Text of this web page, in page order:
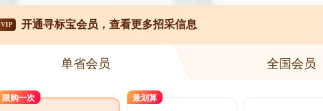
VIP 开通寻标宝会员，查看更多招采信息
单省会员 全国会员
限购一次 最划算